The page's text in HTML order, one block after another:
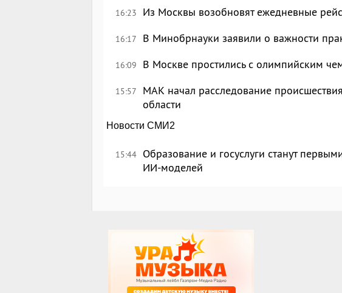
16:23 Из Москвы возобновят ежедневные
16:17 В Минобрнауки заявили о важности
16:09 В Москве простились с олимпийским
15:57
МАК начал расследование
области
Новости СМИ2
15:44 Образование и госуслуги станут
ИИ-моделей